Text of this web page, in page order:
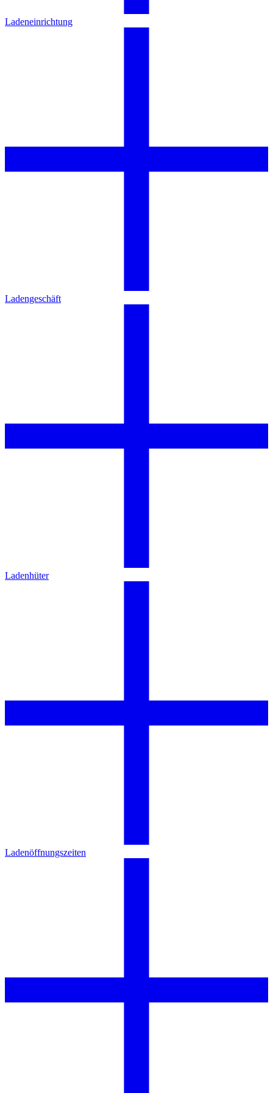
Ladeneinrichtung
Ladengeschäft
Ladenhüter
Ladenöffnungszeiten